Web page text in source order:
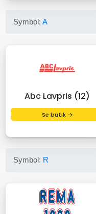
Symbol:A
Abc Lavpris (12)
Se butik →
Symbol: R